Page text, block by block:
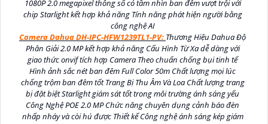
1080P 2.0 megapixel thông số có tầm nhìn ban đêm vượt trội với
chip Starlight kết hợp khả năng Tính năng phát hiện người bằng
công nghệ AI
Camera Dahua DH-IPC-HFW1239TL1-PV: Thương Hiệu Dahua Độ
Phân Giải 2.0 MP kết hợp khả năng Cấu Hình Từ Xa dễ dàng với
giao thức onvif tích hợp Camera Theo chuẩn chống bụi tinh tế
Hình ảnh sắc nét ban đêm Full Color 50m Chất lượng mọi lúc
chống trộm ban đêm tốt Trang Bị Thu Âm Và Loa Chất lượng trang
bị đặt biệt Starlight giám sát tốt trong môi trường ánh sáng yếu
Công Nghệ POE 2.0 MP Chức năng chuyên dụng cảnh báo đèn
nhấp nháy và còi hú được Thiết kế Công nghệ ánh sáng kép giám